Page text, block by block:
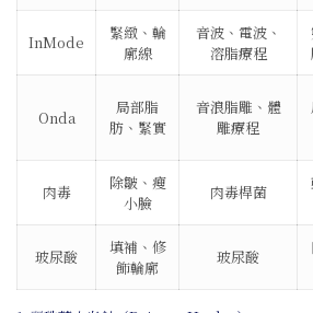
InMode
緊緻、輪
廓線
音波、電波、
溶脂療程
Onda
局部脂
肪、緊實
音浪脂雕、體
雕療程
肉毒
除皺、瘦
小臉
肉毒桿菌
玻尿酸
填補、修
飾輪廓
玻尿酸